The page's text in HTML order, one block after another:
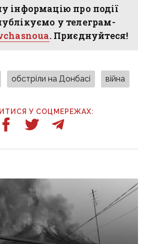
інформацію про події
у телеграм-
. Приєднуйтеся!
обстріли на Донбасі війна
У СОЦМЕРЕЖАХ: